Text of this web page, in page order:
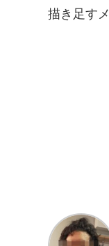
描き足す